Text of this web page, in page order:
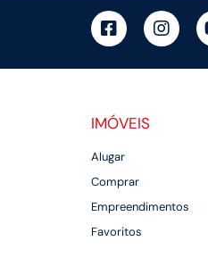
IMÓVEIS
Alugar
Comprar
Empreendimentos
Favoritos